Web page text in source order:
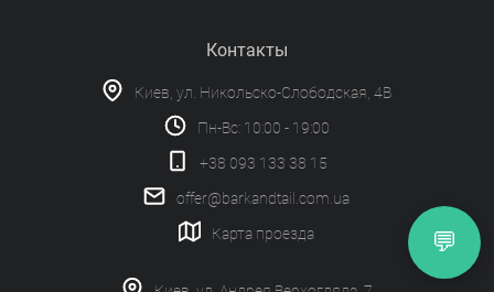
Контакты
Киев, ул. Никольско-Слободская, 4В
Пн-Вс: 10:00 - 19:00
+38 093 133 38 15
offer@barkandtail.com.ua
Карта проезда
💬